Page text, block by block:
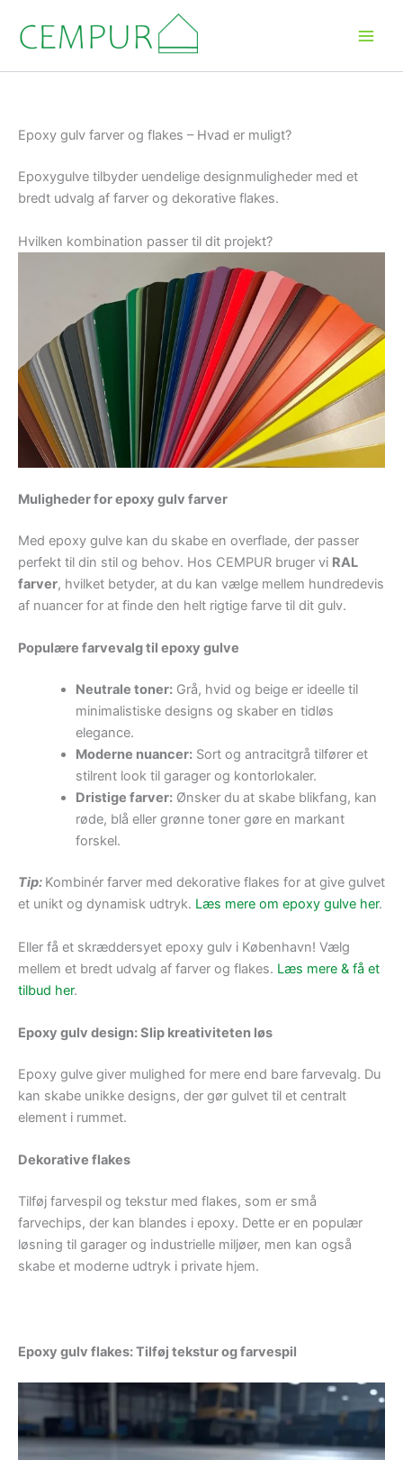
indholdet
Epoxy gulv farver og flakes – Hvad er muligt?
Epoxygulve tilbyder uendelige designmuligheder med et
bredt udvalg af farver og dekorative flakes.
Hvilken kombination passer til dit projekt?
Muligheder for epoxy gulv farver
Med epoxy gulve kan du skabe en overflade, der passer
perfekt til din stil og behov. Hos CEMPUR bruger vi RAL
farver, hvilket betyder, at du kan vælge mellem hundredevis
af nuancer for at finde den helt rigtige farve til dit gulv.
Populære farvevalg til epoxy gulve
Neutrale toner:Grå, hvid og beige er ideelle til
minimalistiske designs og skaber en tidløs
elegance.
Moderne nuancer:Sort og antracitgrå tilfører et
stilrent look til garager og kontorlokaler.
Dristige farver:Ønsker du at skabe blikfang, kan
røde, blå eller grønne toner gøre en markant
forskel.
Tip: Kombinér farver med dekorative flakes for at give gulvet
et unikt og dynamisk udtryk. Læs mere om epoxy gulve her.
Eller få et skræddersyet epoxy gulv i København! Vælg
mellem et bredt udvalg af farver og flakes. Læs mere & få et
tilbud her.
Epoxy gulv design: Slip kreativiteten løs
Epoxy gulve giver mulighed for mere end bare farvevalg. Du
kan skabe unikke designs, der gør gulvet til et centralt
element i rummet.
Dekorative flakes
Tilføj farvespil og tekstur med flakes, som er små
farvechips, der kan blandes i epoxy. Dette er en populær
løsning til garager og industrielle miljøer, men kan også
skabe et moderne udtryk i private hjem.
Epoxy gulv flakes: Tilføj tekstur og farvespil